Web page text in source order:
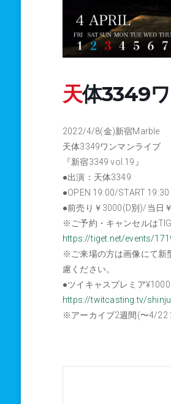
天体3349
2022/4/8(金)新宿Marble
天体3349ワンマンライブ
『新宿3349 vol.19』
●出演：天体3349
●OPEN 19:00/START 19:30
●前売り￥3000(D別)/当日
※ご予約・キャンセルは
https://tiget.net/events/
※ご来場の方は画像にて新
慮ください。
●ツイキャスプレミア¥1000
https://twitcasting.tv/
※アーカイブ2週間(〜4/22